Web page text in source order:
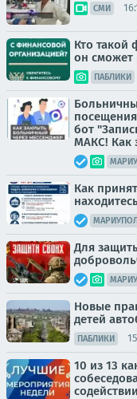
СМИ
Кто такой
он сможет
ПАБЛИКИ
бот
МАКС! Как
Как
Для
Новые
детей
ПАБЛИКИ
10 из 13